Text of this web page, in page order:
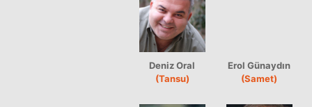
Deniz Oral
(Tansu)
Erol Günaydın
(Samet)